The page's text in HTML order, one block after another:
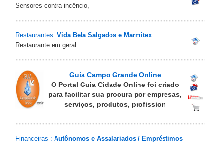
Sensores contra incêndio,
Restaurantes: Vida Bela Salgados e Marmitex
Restaurante em geral.
Guia Campo Grande Online
O Portal Guia Cidade Online foi criado
para facilitar sua procura por empresas,
serviços, produtos, profission
Financeiras : Autônomos e Assalariados / Empréstimos